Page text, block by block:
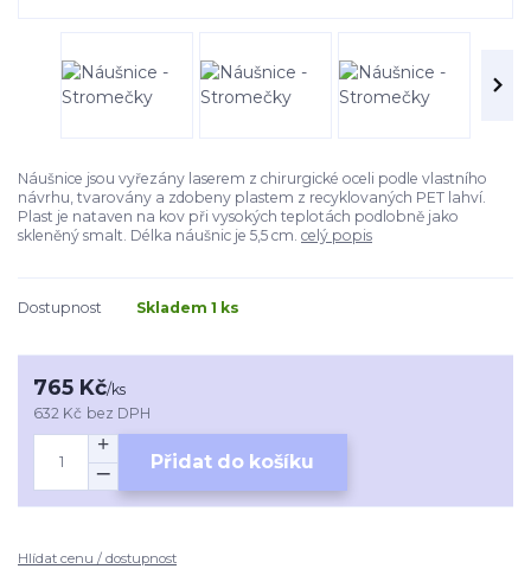
Náušnice jsou vyřezány laserem z chirurgické oceli podle vlastního
návrhu, tvarovány a zdobeny plastem z recyklovaných PET lahví.
Plast je nataven na kov při vysokých teplotách podlobně jako
skleněný smalt. Délka náušnic je 5,5 cm. celý popis
Dostupnost Skladem 1 ks
765 Kč/ks
632 Kč bez DPH
Přidat do košíku
Hlídat cenu / dostupnost